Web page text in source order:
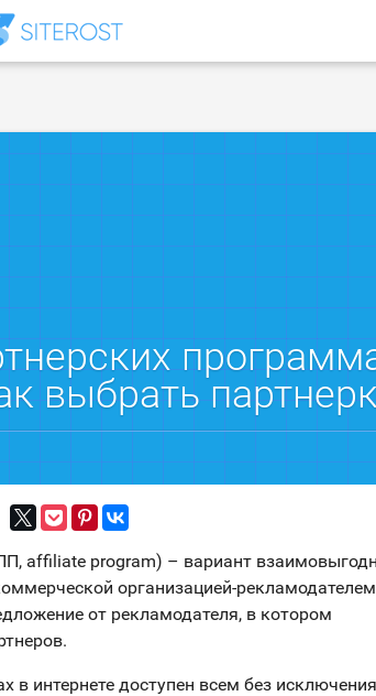
выбрать
affiliate program) – вариант
организацией-
от рекламодателя, в котором
в интернете доступен всем без исключения